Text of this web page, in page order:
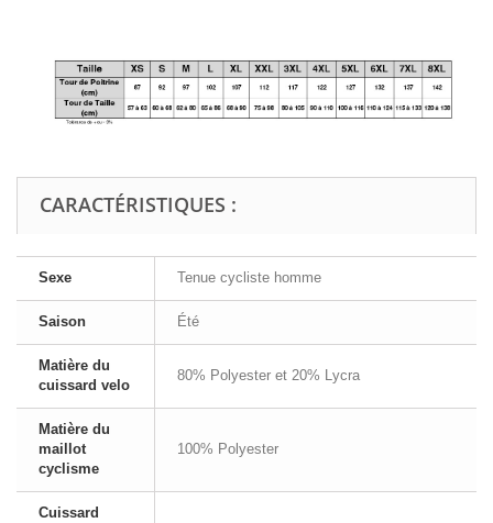
CARACTÉRISTIQUES :
Sexe Tenue cycliste homme
Saison Été
Matière du
cuissard velo
80% Polyester et 20% Lycra
Matière du
maillot
cyclisme
100% Polyester
Cuissard